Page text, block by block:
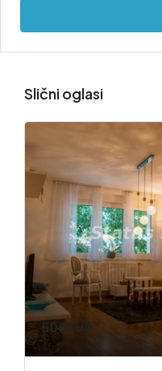
Slični oglasi
500EUR